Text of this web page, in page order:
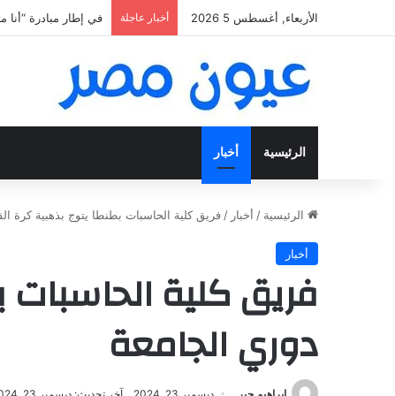
الأربعاء, أغسطس 5 2026 أخبار عاجلة «فتح عينك كويس».. اعثر
الرئيسية أخبار
الرئيسية / أخبار / فريق كلية الحاسبات بطنطا يتوج بذهبية كرة
أخبار
فريق كلية
دوري الجامعة